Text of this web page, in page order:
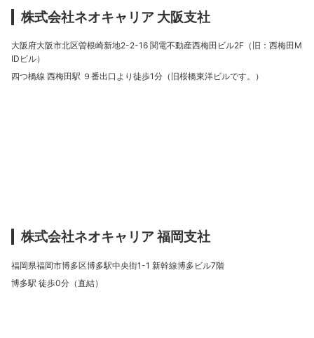
株式会社ネオキャリア 大阪支社
大阪府大阪市北区曽根崎新地2-2-16 関電不動産西梅田ビル2F（旧：西梅田M
IDビル）
四つ橋線 西梅田駅 ９番出口より徒歩1分（旧桜橋東洋ビルです。）
株式会社ネオキャリア 福岡支社
福岡県福岡市博多区博多駅中央街1-1 新幹線博多ビル7階
博多駅 徒歩0分（直結）